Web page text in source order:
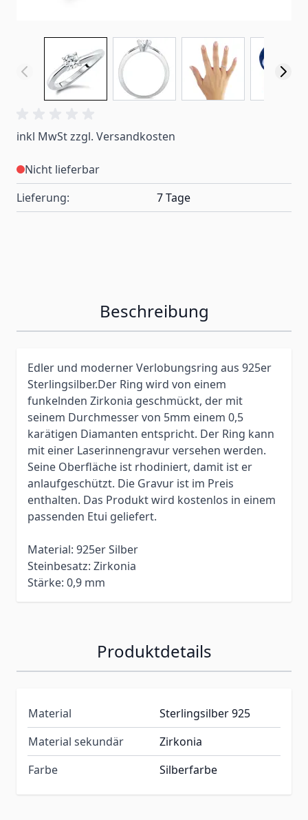
inkl MwSt zzgl. Versandkosten
Nicht lieferbar
Lieferung:
7 Tage
Beschreibung
Edler und moderner Verlobungsring aus 925er
Sterlingsilber.Der Ring wird von einem
funkelnden Zirkonia geschmückt, der mit
seinem Durchmesser von 5mm einem 0,5
karätigen Diamanten entspricht. Der Ring kann
mit einer Laserinnengravur versehen werden.
Seine Oberfläche ist rhodiniert, damit ist er
anlaufgeschützt. Die Gravur ist im Preis
enthalten. Das Produkt wird kostenlos in einem
passenden Etui geliefert.
Material: 925er Silber
Steinbesatz: Zirkonia
Stärke: 0,9 mm
Produktdetails
Material
Sterlingsilber 925
Material sekundär
Zirkonia
Farbe
Silberfarbe